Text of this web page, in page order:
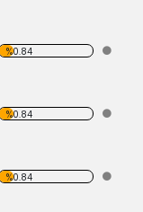
%0.84
%0.84
%0.84